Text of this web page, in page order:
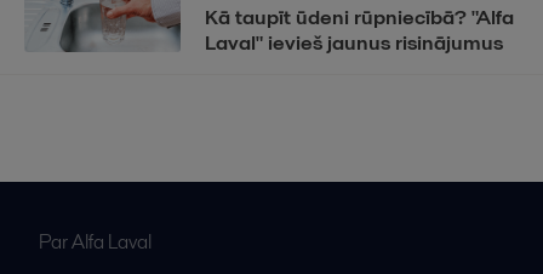
Kā taupīt ūdeni rūpniecībā? "Alfa
Laval" ievieš jaunus risinājumus
Par Alfa Laval